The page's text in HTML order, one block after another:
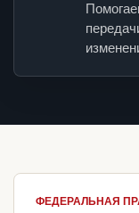
ФЕДЕРАЛЬНАЯ